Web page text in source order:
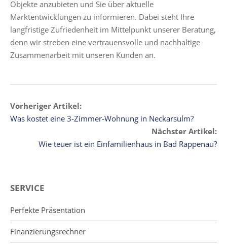
Objekte anzubieten und Sie über aktuelle
Marktentwicklungen zu informieren. Dabei steht Ihre
langfristige Zufriedenheit im Mittelpunkt unserer Beratung,
denn wir streben eine vertrauensvolle und nachhaltige
Zusammenarbeit mit unseren Kunden an.
Vorheriger Artikel:
Was kostet eine 3-Zimmer-Wohnung in Neckarsulm?
Nächster Artikel:
Wie teuer ist ein Einfamilienhaus in Bad Rappenau?
SERVICE
Perfekte Präsentation
Finanzierungsrechner